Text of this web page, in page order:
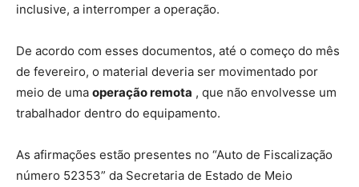
inclusive, a interromper a operação.
De acordo com esses documentos, até o começo do mês
de fevereiro, o material deveria ser movimentado por
meio de uma operação remota , que não envolvesse um
trabalhador dentro do equipamento.
As afirmações estão presentes no “Auto de Fiscalização
número 52353” da Secretaria de Estado de Meio